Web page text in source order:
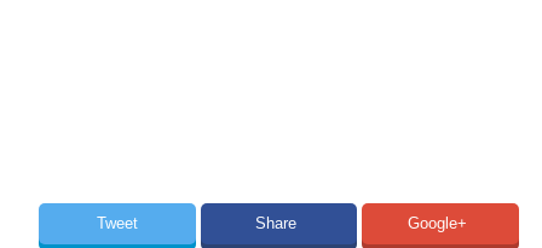
Tweet Share Google+